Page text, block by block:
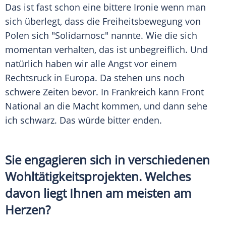
Das ist fast schon eine bittere Ironie wenn man
sich überlegt, dass die Freiheitsbewegung von
Polen sich "Solidarnosc" nannte. Wie die sich
momentan verhalten, das ist unbegreiflich. Und
natürlich haben wir alle Angst vor einem
Rechtsruck in Europa. Da stehen uns noch
schwere Zeiten bevor. In Frankreich kann Front
National an die Macht kommen, und dann sehe
ich schwarz. Das würde bitter enden.
Sie engagieren sich in verschiedenen
Wohltätigkeitsprojekten. Welches
davon liegt Ihnen am meisten am
Herzen?